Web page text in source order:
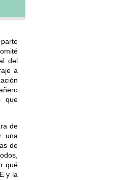
del
a
que
de
una
de
qué
y la